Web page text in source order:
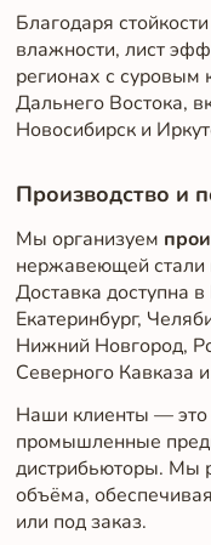
Благодаря
влажности, лист
регионах с
Дальнего Востока,
Новосибирск и
Производство и
Мы организуем
нержавеющей стали
Доставка доступна
Екатеринбург,
Нижний Новгород,
Северного Кавказа
Наши клиенты — это
промышленные
дистрибьюторы. Мы
объёма,
или под заказ.